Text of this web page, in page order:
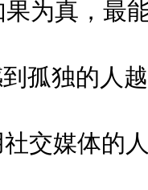
真，最能
独的人越
媒体的人